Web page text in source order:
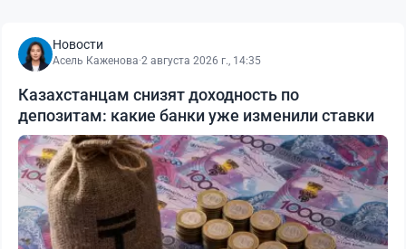
Новости
Асель Каженова·2 августа 2026 г., 14:35
Казахстанцам снизят доходность по
депозитам: какие банки уже изменили ставки